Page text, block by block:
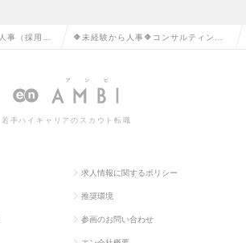
人事（採用・
転職
🔶未経験から人事🔶コンサルティン
の求人情報
若手ハイキャリアのスカウト転職
求人情報に関するポリシー
推奨環境
参画のお問い合わせ